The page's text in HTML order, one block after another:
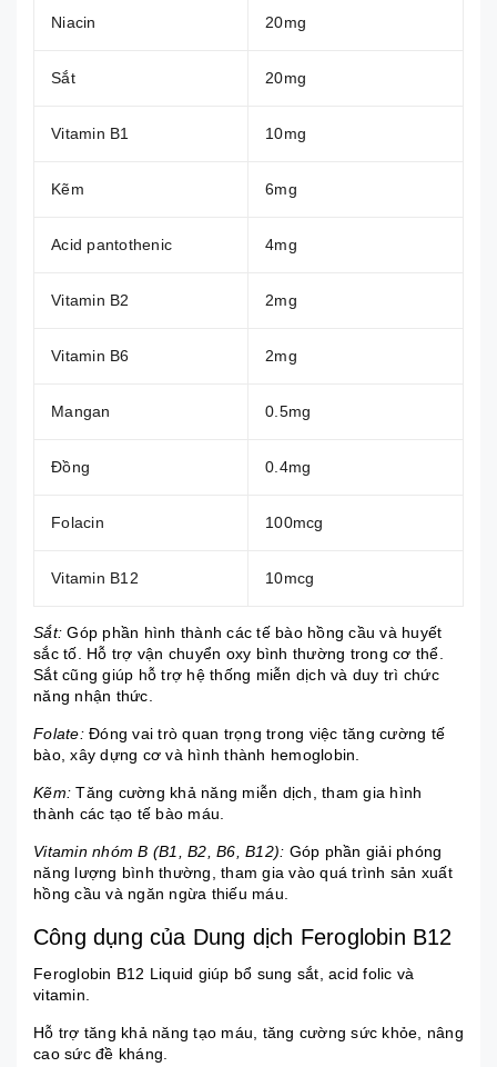
Niacin 20mg
Sắt 20mg
Vitamin B1 10mg
Kẽm 6mg
Acid pantothenic 4mg
Vitamin B2 2mg
Vitamin B6 2mg
Mangan 0.5mg
Đồng 0.4mg
Folacin 100mcg
Vitamin B12 10mcg
Sắt: Góp phần hình thành các tế bào hồng cầu và huyết
sắc tố. Hỗ trợ vận chuyển oxy bình thường trong cơ thể.
Sắt cũng giúp hỗ trợ hệ thống miễn dịch và duy trì chức
năng nhận thức.
Folate:Đóng vai trò quan trọng trong việc tăng cường tế
bào, xây dựng cơ và hình thành hemoglobin.
Kẽm:Tăng cường khả năng miễn dịch, tham gia hình
thành các tạo tế bào máu.
Vitamin nhóm B (B1, B2, B6, B12): Góp phần giải phóng
năng lượng bình thường, tham gia vào quá trình sản xuất
hồng cầu và ngăn ngừa thiếu máu.
Công dụng của Dung dịch Feroglobin B12
Feroglobin B12 Liquid giúp bổ sung sắt, acid folic và
vitamin.
Hỗ trợ tăng khả năng tạo máu, tăng cường sức khỏe, nâng
cao sức đề kháng.